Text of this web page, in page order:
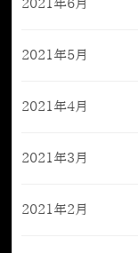
2021年6月
2021年5月
2021年4月
2021年3月
2021年2月